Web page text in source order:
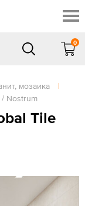
0
мозаика
|
Nostrum
Tile